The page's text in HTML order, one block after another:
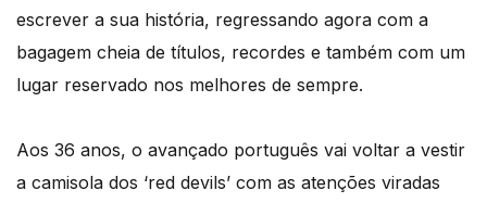
escrever a sua história, regressando agora com a
bagagem cheia de títulos, recordes e também com um
lugar reservado nos melhores de sempre.
Aos 36 anos, o avançado português vai voltar a vestir
a camisola dos ‘red devils’ com as atenções viradas